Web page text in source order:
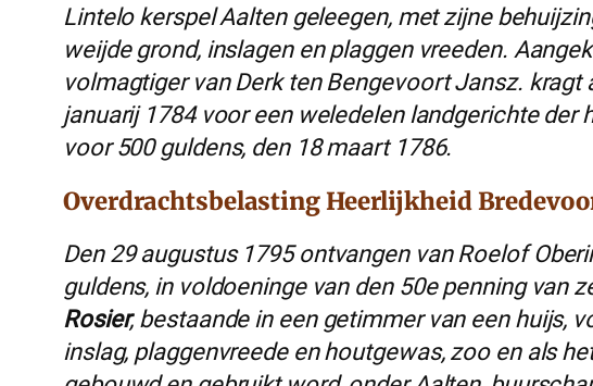
Lintelo kerspel Aalten geleegen, met zijne
weijde grond, inslagen en plaggen vreeden.
volmagtiger van Derk ten Bengevoort Jansz.
januarij 1784 voor een weledelen landgerichte der
voor 500 guldens, den 18 maart 1786.
Overdrachtsbelasting Heerlijkheid
Den 29 augustus 1795 ontvangen van Roelof
guldens, in voldoeninge van den 50e penning van
Rosier, bestaande in een getimmer van een huijs,
inslag, plaggenvreede en houtgewas, zoo en als